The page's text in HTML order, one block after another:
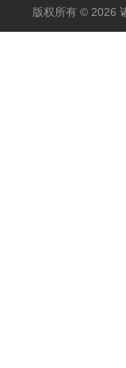
版权所有 © 2026